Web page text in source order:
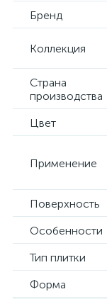
Бренд
Коллекция
Страна
производства
Цвет
Применение
Поверхность
Особенности
Тип плитки
Форма